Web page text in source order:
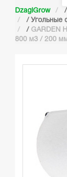
DzagiGrow /
/ Угольные
/ GARDEN
800 м3 / 200